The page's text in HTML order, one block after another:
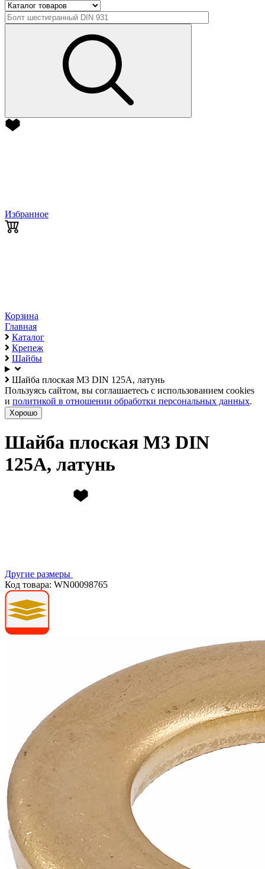
Избранное
Корзина
Главная
Каталог
Крепеж
Шайбы
Шайба плоская М3 DIN 125A, латунь
Пользуясь сайтом, вы соглашаетесь с использованием cookies
и политикой в отношении обработки персональных данных.
Хорошо
Шайба плоская М3 DIN
125A, латунь
Другие размеры
Код товара: WN00098765